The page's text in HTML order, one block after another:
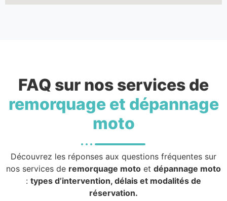
FAQ sur nos services de
remorquage et dépannage
moto
Découvrez les réponses aux questions fréquentes sur
nos services de remorquage moto et dépannage moto
: types d’intervention, délais et modalités de
réservation.